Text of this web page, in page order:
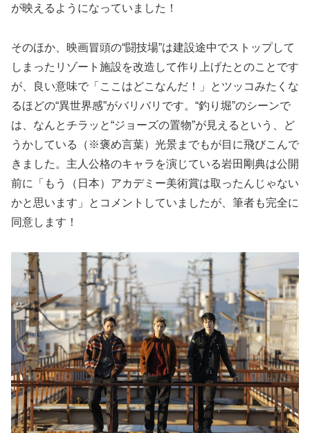
が映えるようになっていました！
そのほか、映画冒頭の“闘技場”は建設途中でストップして
しまったリゾート施設を改造して作り上げたとのことです
が、良い意味で「ここはどこなんだ！」とツッコみたくな
るほどの“異世界感”がバリバリです。“釣り堀”のシーンで
は、なんとチラッと“ジョーズの置物”が見えるという、ど
うかしている（※褒め言葉）光景までもが目に飛びこんで
きました。主人公格のキャラを演じている岩田剛典は公開
前に「もう（日本）アカデミー美術賞は取ったんじゃない
かと思います」とコメントしていましたが、筆者も完全に
同意します！